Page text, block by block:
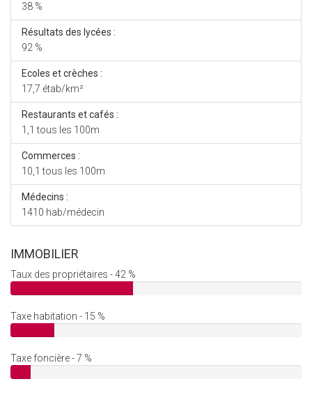
38 %
Résultats des lycées :
92 %
Ecoles et crèches :
17,7 étab/km²
Restaurants et cafés :
1,1 tous les 100m
Commerces :
10,1 tous les 100m
Médecins :
1410 hab/médecin
IMMOBILIER
Taux des propriétaires - 42 %
Taxe habitation - 15 %
Taxe foncière - 7 %